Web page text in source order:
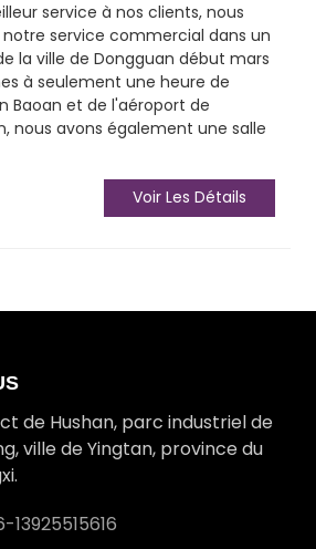
service à nos clients, nous
service commercial dans un
la ville de Dongguan début mars
à seulement une heure de
Baoan et de l'aéroport de
nous avons également une salle
Voir Les Détails
de Hushan, parc industriel de
ville de Yingtan, province du
13925515616